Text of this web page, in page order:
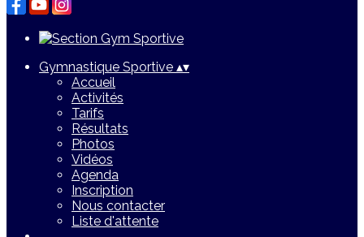
Gymnastique Sportive ▴▾
Accueil
Activités
Tarifs
Résultats
Photos
Vidéos
Agenda
Inscription
Nous contacter
Liste d'attente